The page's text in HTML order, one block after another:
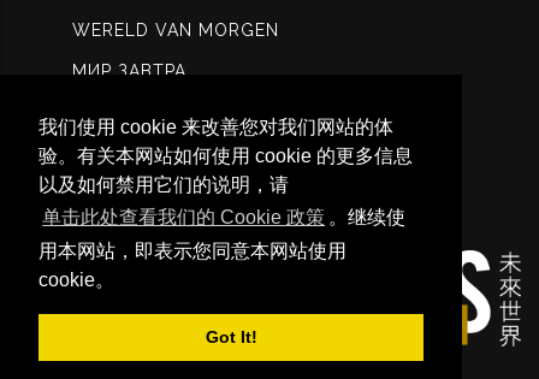
我们使用 cookie 来改善您对我们网站的体
验。有关本网站如何使用 cookie 的更多信息
以及如何禁用它们的说明，请
单击此处查看我们的 Cookie 政策 。继续使
用本网站，即表示您同意本网站使用
cookie。
Got It!
WERELD VAN MORGEN
МИР ЗАВТРА
कल विश्ि
未来世界